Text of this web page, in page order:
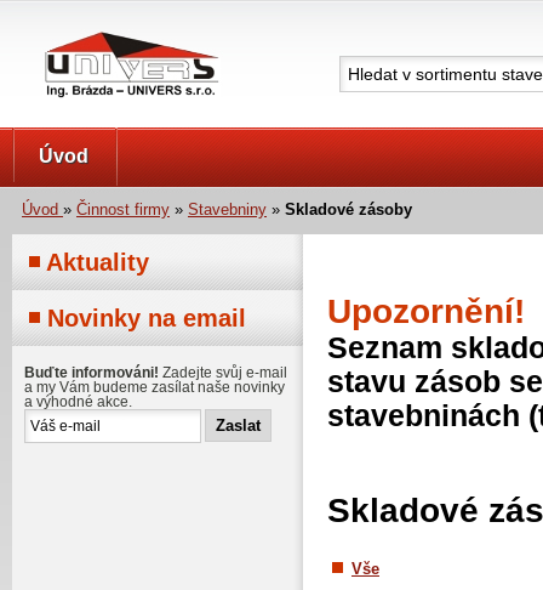
Úvod
Úvod » Činnost firmy » Stavebniny » Skladové zásoby
Upozornění!
Seznam
stavu zásob
stavebninách
Skladové
Vše
Aktuality
Novinky na email
Buďte informováni! Zadejte svůj e-mail
a my Vám budeme zasílat naše novinky
a výhodné akce.